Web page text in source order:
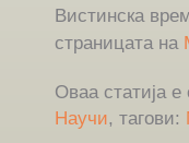
Вистинска
страницата на
Оваа статија е
Научи, тагови: